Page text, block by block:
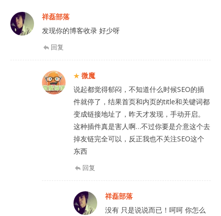
祥磊部落
发现你的博客收录 好少呀
回复
微魔
说起都觉得郁闷，不知道什么时候SEO的插
件就停了，结果首页和内页的title和关键词都
变成链接地址了，昨天才发现，手动开启。
这种插件真是害人啊…不过你要是介意这个去
掉友链完全可以，反正我也不关注SEO这个
东西
回复
祥磊部落
没有 只是说说而已！呵呵 你怎么